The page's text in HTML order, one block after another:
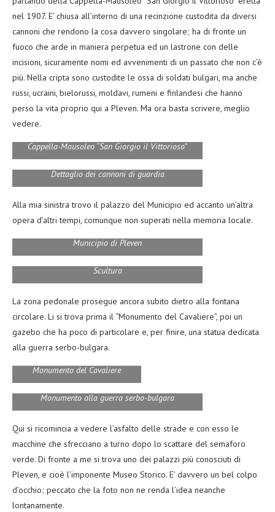
nel 1907. E’ chiusa all’interno di una recinzione custodita da diversi
cannoni che rendono la cosa davvero singolare; ha di fronte un
fuoco che arde in maniera perpetua ed un lastrone con delle
incisioni, sicuramente nomi ed avvenimenti di un passato che non c’è
più. Nella cripta sono custodite le ossa di soldati bulgari, ma anche
russi, ucraini, bielorussi, moldavi, rumeni e finlandesi che hanno
perso la vita proprio qui a Pleven. Ma ora basta scrivere, meglio
vedere.
Cappella-Mausoleo “San Giorgio il Vittorioso”
Dettaglio dei cannoni di guardia
Alla mia sinistra trovo il palazzo del Municipio ed accanto un’altra
opera d’altri tempi, comunque non superati nella memoria locale.
Municipio di Pleven
Scultura
La zona pedonale prosegue ancora subito dietro alla fontana
circolare. Li si trova prima il “Monumento del Cavaliere”, poi un
gazebo che ha poco di particolare e, per finire, una statua dedicata
alla guerra serbo-bulgara.
Monumento del Cavaliere
Monumento alla guerra serbo-bulgara
Qui si ricomincia a vedere l’asfalto delle strade e con esso le
macchine che sfrecciano a turno dopo lo scattare del semaforo
verde. Di fronte a me si trova uno dei palazzi più conosciuti di
Pleven, e cioè l’imponente Museo Storico. E’ davvero un bel colpo
d’occhio; peccato che la foto non ne renda l’idea neanche
lontanamente.